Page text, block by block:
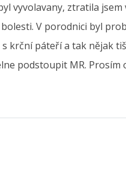
vyvolavany, ztratila jsem
V porodnici byl
krční páteří a tak nějak
podstoupit MR. Prosím